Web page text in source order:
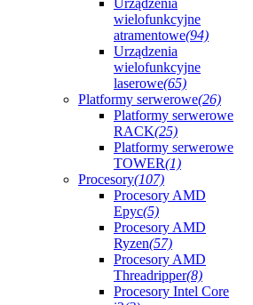
Urządzenia
wielofunkcyjne
atramentowe(94)
Urządzenia
wielofunkcyjne
laserowe(65)
Platformy serwerowe(26)
Platformy serwerowe
RACK(25)
Platformy serwerowe
TOWER(1)
Procesory(107)
Procesory AMD
Epyc(5)
Procesory AMD
Ryzen(57)
Procesory AMD
Threadripper(8)
Procesory Intel Core